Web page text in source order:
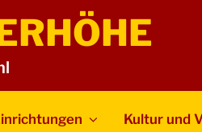
Kultur und